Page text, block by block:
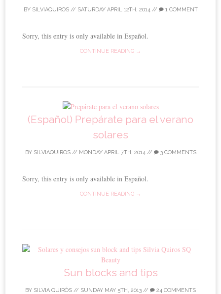
BY SILVIAQUIROS// SATURDAY APRIL 12TH, 2014// 1 COMMENT
Sorry, this entry is only available in Español.
CONTINUE READING →
(Español) Prepárate para el verano
solares
BY SILVIAQUIROS// MONDAY APRIL 7TH, 2014// 3 COMMENTS
Sorry, this entry is only available in Español.
CONTINUE READING →
Sun blocks and tips
BY SILVIA QUIRÓS // SUNDAY MAY 5TH, 2013 // 24 COMMENTS